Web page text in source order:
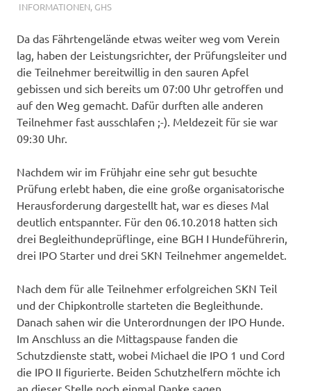
INFORMATIONEN, GHS
Da das Fährtengelände etwas weiter weg vom Verein
lag, haben der Leistungsrichter, der Prüfungsleiter und
die Teilnehmer bereitwillig in den sauren Apfel
gebissen und sich bereits um 07:00 Uhr getroffen und
auf den Weg gemacht. Dafür durften alle anderen
Teilnehmer fast ausschlafen ;-). Meldezeit für sie war
09:30 Uhr.
Nachdem wir im Frühjahr eine sehr gut besuchte
Prüfung erlebt haben, die eine große organisatorische
Herausforderung dargestellt hat, war es dieses Mal
deutlich entspannter. Für den 06.10.2018 hatten sich
drei Begleithundeprüflinge, eine BGH I Hundeführerin,
drei IPO Starter und drei SKN Teilnehmer angemeldet.
Nach dem für alle Teilnehmer erfolgreichen SKN Teil
und der Chipkontrolle starteten die Begleithunde.
Danach sahen wir die Unterordnungen der IPO Hunde.
Im Anschluss an die Mittagspause fanden die
Schutzdienste statt, wobei Michael die IPO 1 und Cord
die IPO II figurierte. Beiden Schutzhelfern möchte ich